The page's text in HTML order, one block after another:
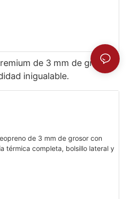
de 3 mm de grosor
inigualable.